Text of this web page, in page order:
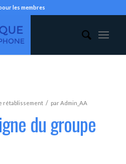
les membres
rétablissement / parAdmin_AA
du groupe